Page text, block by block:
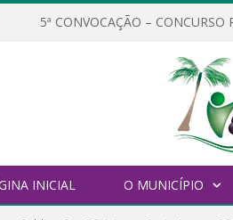
5ª CONVOCAÇÃO –
INICIAL O MUNICÍPIO